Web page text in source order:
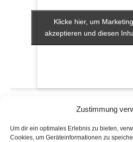
Zustimmung
Um dir ein optimales Erlebnis zu bieten,
Cookies, um Geräteinformationen zu
VERANSTALTUNGSORT
Schulstraße 20A
Klicke hier, um
akzeptieren und diesen
Klicke hier, um
akzeptieren und diesen